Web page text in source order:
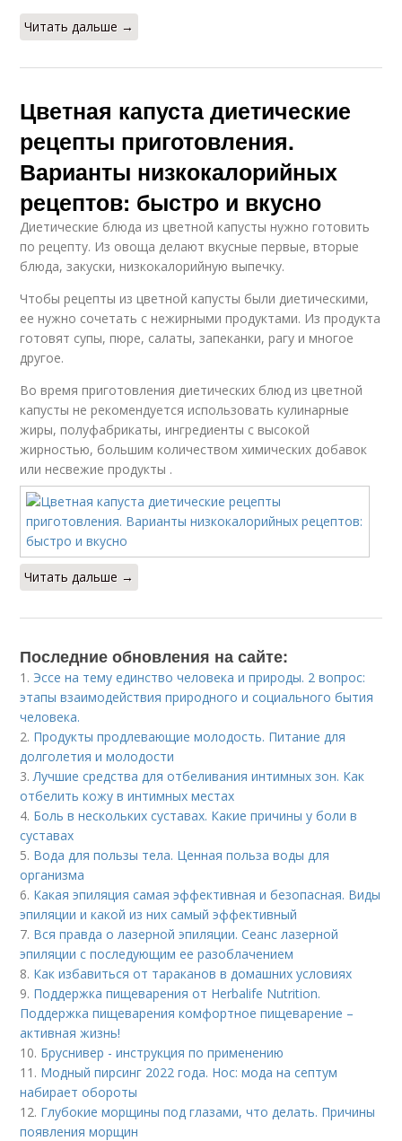
Читать дальше →
Цветная капуста диетические
рецепты приготовления.
Варианты низкокалорийных
рецептов: быстро и вкусно
Диетические блюда из цветной капусты нужно готовить
по рецепту. Из овоща делают вкусные первые, вторые
блюда, закуски, низкокалорийную выпечку.
Чтобы рецепты из цветной капусты были диетическими,
ее нужно сочетать с нежирными продуктами. Из продукта
готовят супы, пюре, салаты, запеканки, рагу и многое
другое.
Во время приготовления диетических блюд из цветной
капусты не рекомендуется использовать кулинарные
жиры, полуфабрикаты, ингредиенты с высокой
жирностью, большим количеством химических добавок
или несвежие продукты .
Читать дальше →
Последние обновления на сайте:
1. Эссе на тему единство человека и природы. 2 вопрос:
этапы взаимодействия природного и социального бытия
человека.
2. Продукты продлевающие молодость. Питание для
долголетия и молодости
3. Лучшие средства для отбеливания интимных зон. Как
отбелить кожу в интимных местах
4. Боль в нескольких суставах. Какие причины у боли в
суставах
5. Вода для пользы тела. Ценная польза воды для
организма
6. Какая эпиляция самая эффективная и безопасная. Виды
эпиляции и какой из них самый эффективный
7. Вся правда о лазерной эпиляции. Сеанс лазерной
эпиляции с последующим ее разоблачением
8. Как избавиться от тараканов в домашних условиях
9. Поддержка пищеварения от Herbalife Nutrition.
Поддержка пищеварения комфортное пищеварение –
активная жизнь!
10. Бруснивер - инструкция по применению
11. Модный пирсинг 2022 года. Нос: мода на септум
набирает обороты
12. Глубокие морщины под глазами, что делать. Причины
появления морщин